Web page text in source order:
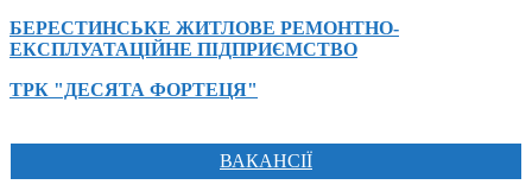
БЕРЕСТИНСЬКЕ ЖИТЛОВЕ РЕМОНТНО-
ЕКСПЛУАТАЦІЙНЕ ПІДПРИЄМСТВО
ТРК "ДЕСЯТА ФОРТЕЦЯ"
ВАКАНСІЇ